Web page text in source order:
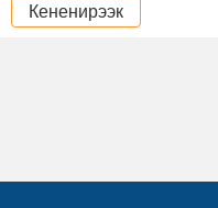
Кененирээк